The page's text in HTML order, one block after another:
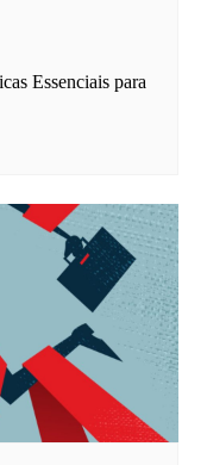
Essenciais para